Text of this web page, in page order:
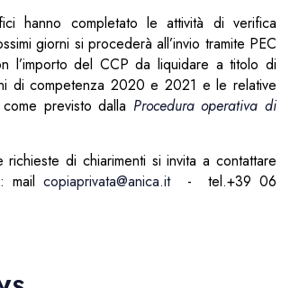
hanno completato le attività di verifica
giorni si procederà all’invio tramite PEC
l’importo del CCP da liquidare a titolo di
di competenza 2020 e 2021 e le relative
previsto dalla Procedura operativa di
di chiarimenti si invita a contattare
mailcopiaprivata@anica.it- tel.+39 06